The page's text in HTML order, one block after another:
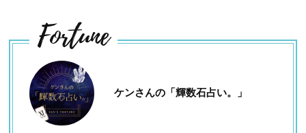
Fortune
ケンさんの「輝数石占い。」